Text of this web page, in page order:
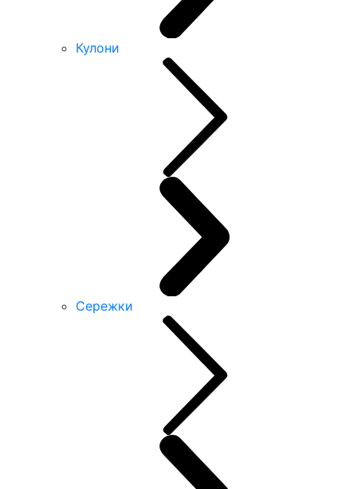
Кулони
Сережки